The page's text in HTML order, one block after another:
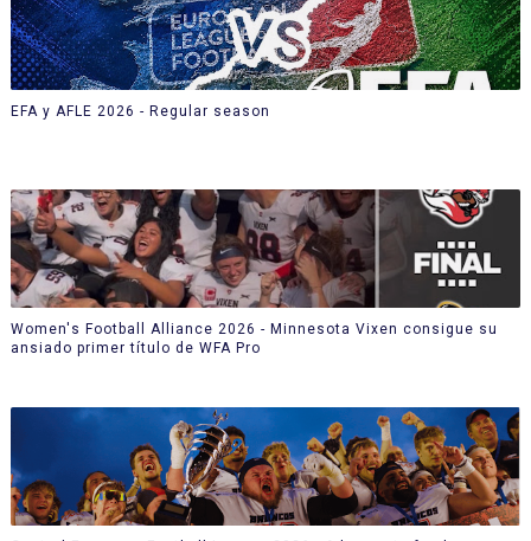
EFA y AFLE 2026 - Regular season
Women's Football Alliance 2026 - Minnesota Vixen consigue su
ansiado primer título de WFA Pro